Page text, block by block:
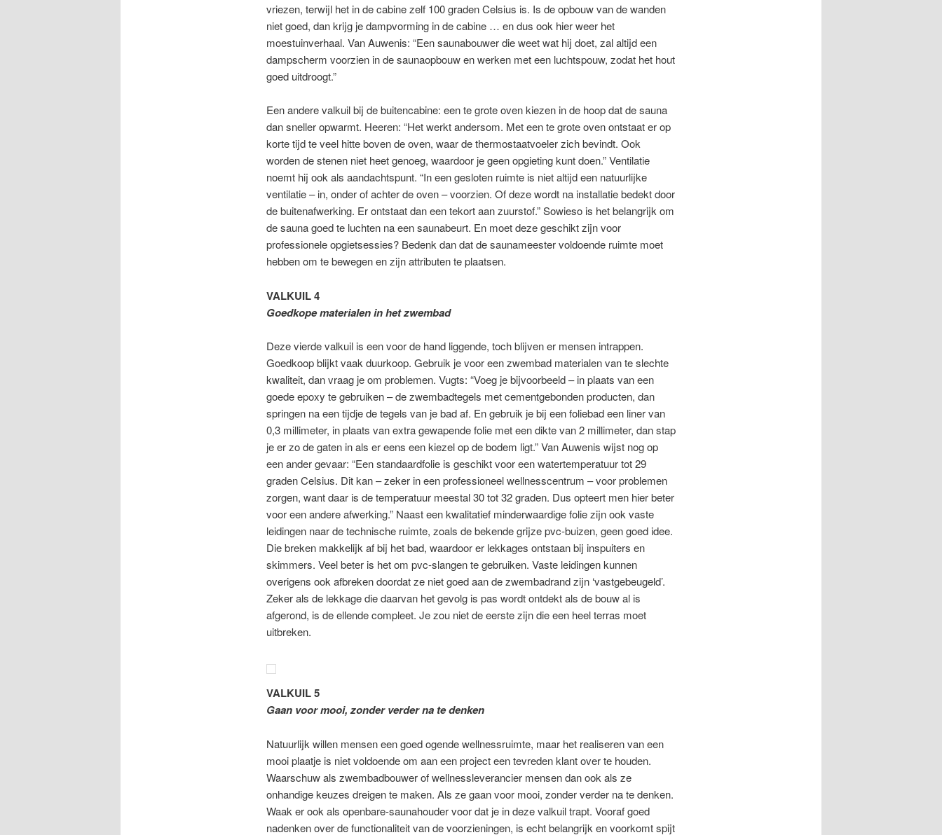
vriezen, terwijl het in de cabine zelf 100 graden Celsius is. Is de opbouw van de wanden
niet goed, dan krijg je dampvorming in de cabine … en dus ook hier weer het
moestuinverhaal. Van Auwenis: “Een saunabouwer die weet wat hij doet, zal altijd een
dampscherm voorzien in de saunaopbouw en werken met een luchtspouw, zodat het hout
goed uitdroogt.”
Een andere valkuil bij de buitencabine: een te grote oven kiezen in de hoop dat de sauna
dan sneller opwarmt. Heeren: “Het werkt andersom. Met een te grote oven ontstaat er op
korte tijd te veel hitte boven de oven, waar de thermostaatvoeler zich bevindt. Ook
worden de stenen niet heet genoeg, waardoor je geen opgieting kunt doen.” Ventilatie
noemt hij ook als aandachtspunt. “In een gesloten ruimte is niet altijd een natuurlijke
ventilatie – in, onder of achter de oven – voorzien. Of deze wordt na installatie bedekt door
de buitenafwerking. Er ontstaat dan een tekort aan zuurstof.” Sowieso is het belangrijk om
de sauna goed te luchten na een saunabeurt. En moet deze geschikt zijn voor
professionele opgietsessies? Bedenk dan dat de saunameester voldoende ruimte moet
hebben om te bewegen en zijn attributen te plaatsen.
VALKUIL 4
Goedkope materialen in het zwembad
Deze vierde valkuil is een voor de hand liggende, toch blijven er mensen intrappen.
Goedkoop blijkt vaak duurkoop. Gebruik je voor een zwembad materialen van te slechte
kwaliteit, dan vraag je om problemen. Vugts: “Voeg je bijvoorbeeld – in plaats van een
goede epoxy te gebruiken – de zwembadtegels met cementgebonden producten, dan
springen na een tijdje de tegels van je bad af. En gebruik je bij een foliebad een liner van
0,3 millimeter, in plaats van extra gewapende folie met een dikte van 2 millimeter, dan stap
je er zo de gaten in als er eens een kiezel op de bodem ligt.” Van Auwenis wijst nog op
een ander gevaar: “Een standaardfolie is geschikt voor een watertemperatuur tot 29
graden Celsius. Dit kan – zeker in een professioneel wellnesscentrum – voor problemen
zorgen, want daar is de temperatuur meestal 30 tot 32 graden. Dus opteert men hier beter
voor een andere afwerking.” Naast een kwalitatief minderwaardige folie zijn ook vaste
leidingen naar de technische ruimte, zoals de bekende grijze pvc-buizen, geen goed idee.
Die breken makkelijk af bij het bad, waardoor er lekkages ontstaan bij inspuiters en
skimmers. Veel beter is het om pvc-slangen te gebruiken. Vaste leidingen kunnen
overigens ook afbreken doordat ze niet goed aan de zwembadrand zijn ‘vastgebeugeld’.
Zeker als de lekkage die daarvan het gevolg is pas wordt ontdekt als de bouw al is
afgerond, is de ellende compleet. Je zou niet de eerste zijn die een heel terras moet
uitbreken.
VALKUIL 5
Gaan voor mooi, zonder verder na te denken
Natuurlijk willen mensen een goed ogende wellnessruimte, maar het realiseren van een
mooi plaatje is niet voldoende om aan een project een tevreden klant over te houden.
Waarschuw als zwembadbouwer of wellnessleverancier mensen dan ook als ze
onhandige keuzes dreigen te maken. Als ze gaan voor mooi, zonder verder na te denken.
Waak er ook als openbare-saunahouder voor dat je in deze valkuil trapt. Vooraf goed
nadenken over de functionaliteit van de voorzieningen, is echt belangrijk en voorkomt spijt